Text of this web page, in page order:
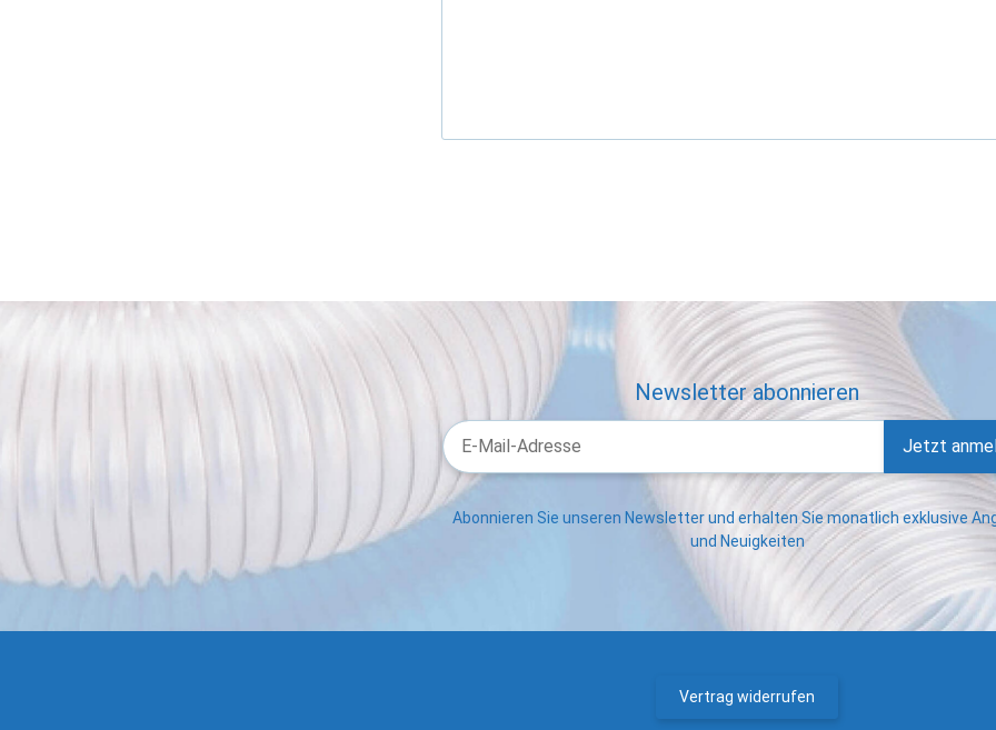
Newsletter abonnieren
Jetzt
Abonnieren Sie unseren Newsletter und erhalten Sie monatlich exklusive
und Neuigkeiten
Vertrag widerrufen